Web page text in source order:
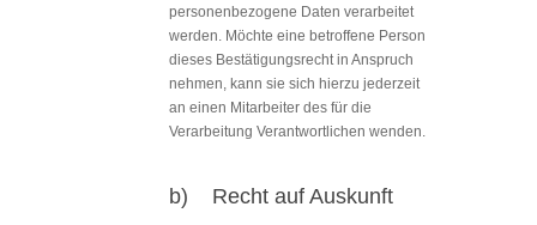
personenbezogene Daten verarbeitet
werden. Möchte eine betroffene Person
dieses Bestätigungsrecht in Anspruch
nehmen, kann sie sich hierzu jederzeit
an einen Mitarbeiter des für die
Verarbeitung Verantwortlichen wenden.
b) Recht auf Auskunft